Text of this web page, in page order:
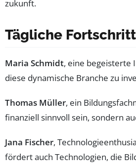
Tägliche
Maria Schmidt, eine begeisterte
diese dynamische Branche zu
Thomas Müller, ein
finanziell sinnvoll sein, sondern
Jana Fischer,
fördert auch Technologien, die